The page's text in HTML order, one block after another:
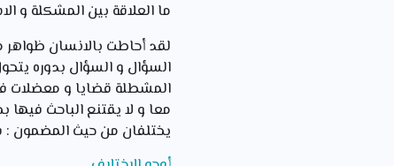
ما العلاقة بين المشكلة و
لقد أحاطت بالانسان ظواهر
السؤال و السؤال بدوره
المشطلة قضايا و معضلات
معا و لا يقتنع الباحث
يختلفان من حيث المضمون :